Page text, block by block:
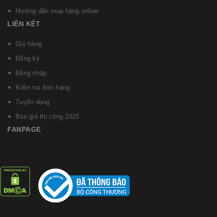
Hướng dẫn mua hàng online
LIÊN KẾT
Giỏ hàng
Đăng ký
Đăng nhập
Kiểm tra đơn hàng
Tuyển dụng
Báo giá thi công 2025
FANPAGE